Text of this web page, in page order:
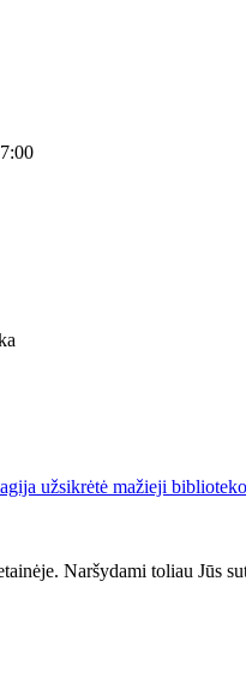
užsikrėtė mažieji
Naršydami toliau Jūs